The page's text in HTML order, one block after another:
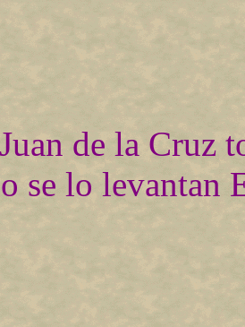
de la Cruz
se lo levantan